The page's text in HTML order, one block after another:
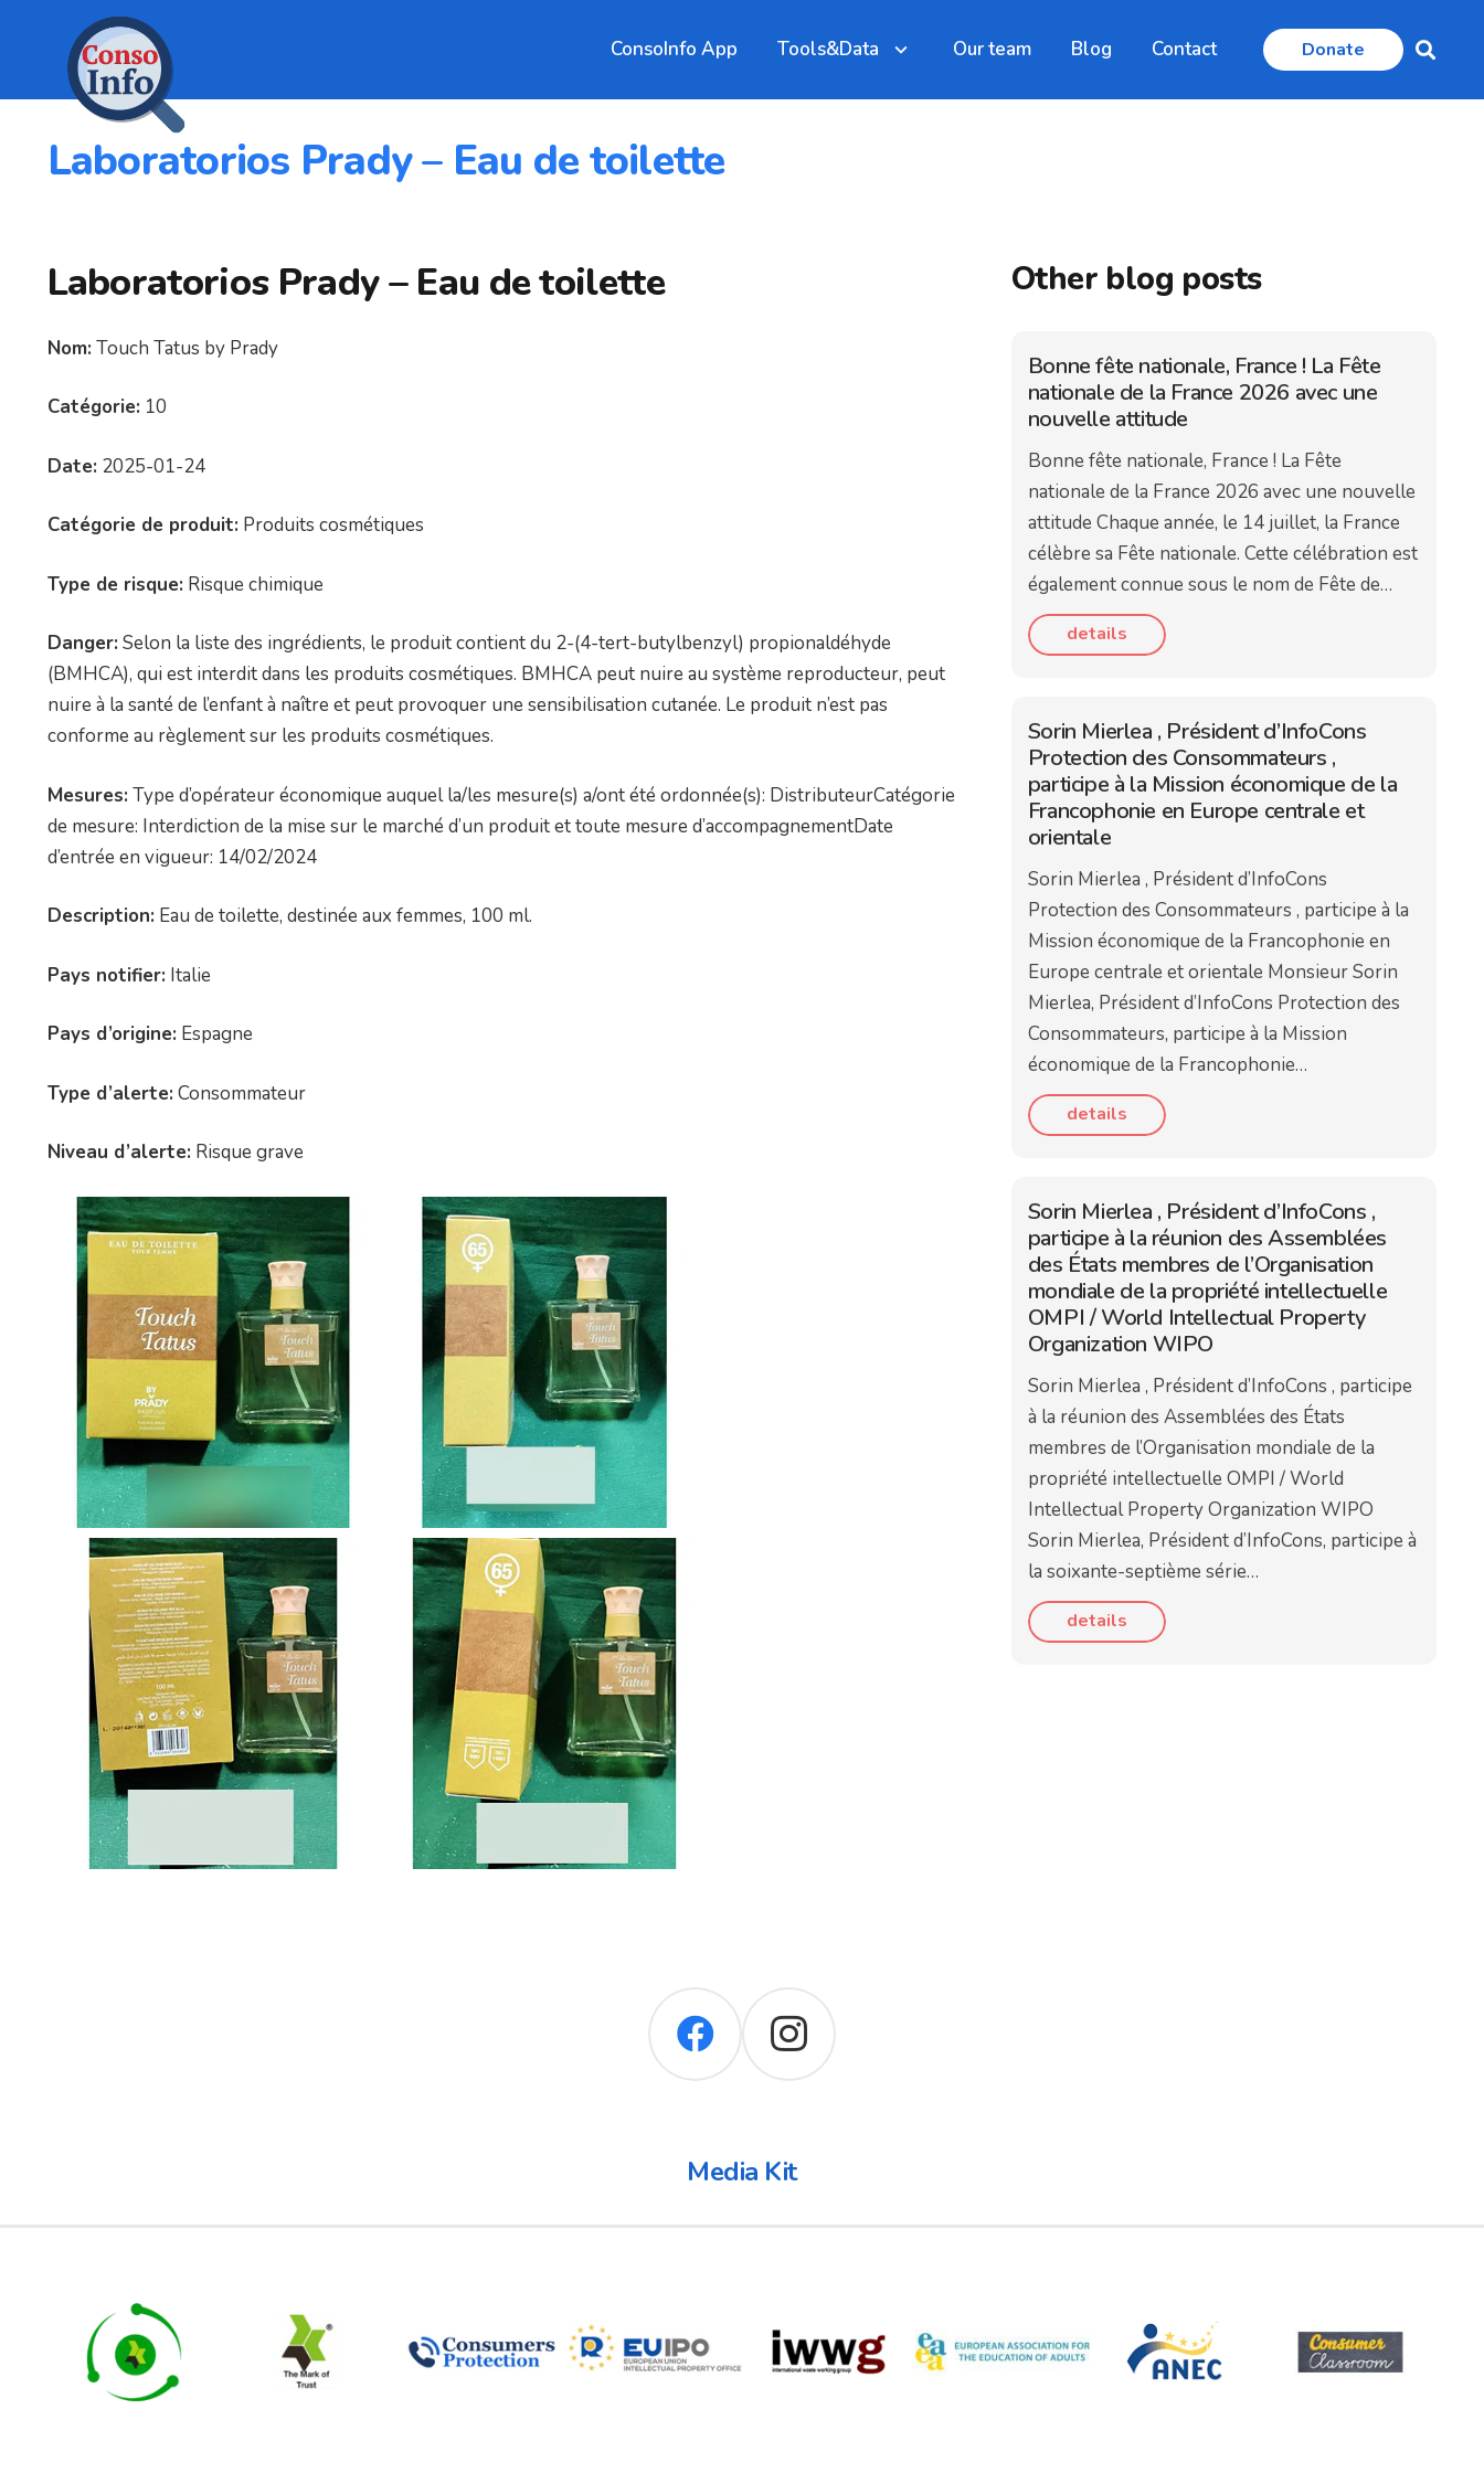
ConsoInfo App Tools&Data Our team Blog Contact Donate
Laboratorios Prady – Eau de toilette
Laboratorios Prady – Eau de toilette
Nom: Touch Tatus by Prady
Catégorie: 10
Date: 2025-01-24
Catégorie de produit: Produits cosmétiques
Type de risque: Risque chimique
Danger: Selon la liste des ingrédients, le produit contient du 2-(4-tert-butylbenzyl) propionaldéhyde
(BMHCA), qui est interdit dans les produits cosmétiques. BMHCA peut nuire au système reproducteur, peut
nuire à la santé de l’enfant à naître et peut provoquer une sensibilisation cutanée. Le produit n’est pas
conforme au règlement sur les produits cosmétiques.
Mesures: Type d’opérateur économique auquel la/les mesure(s) a/ont été ordonnée(s): DistributeurCatégorie
de mesure: Interdiction de la mise sur le marché d’un produit et toute mesure d’accompagnementDate
d’entrée en vigueur: 14/02/2024
Description: Eau de toilette, destinée aux femmes, 100 ml.
Pays notifier: Italie
Pays d’origine: Espagne
Type d’alerte: Consommateur
Niveau d’alerte: Risque grave
Other blog posts
Bonne fête nationale, France ! La Fête
nationale de la France 2026 avec une
nouvelle attitude
Bonne fête nationale, France ! La Fête
nationale de la France 2026 avec une nouvelle
attitude Chaque année, le 14 juillet, la France
célèbre sa Fête nationale. Cette célébration est
également connue sous le nom de Fête de…
details
Sorin Mierlea , Président d’InfoCons
Protection des Consommateurs ,
participe à la Mission économique de la
Francophonie en Europe centrale et
orientale
Sorin Mierlea , Président d’InfoCons
Protection des Consommateurs , participe à la
Mission économique de la Francophonie en
Europe centrale et orientale Monsieur Sorin
Mierlea, Président d’InfoCons Protection des
Consommateurs, participe à la Mission
économique de la Francophonie…
details
Sorin Mierlea , Président d’InfoCons ,
participe à la réunion des Assemblées
des États membres de l’Organisation
mondiale de la propriété intellectuelle
OMPI / World Intellectual Property
Organization WIPO
Sorin Mierlea , Président d’InfoCons , participe
à la réunion des Assemblées des États
membres de l’Organisation mondiale de la
propriété intellectuelle OMPI / World
Intellectual Property Organization WIPO
Sorin Mierlea, Président d’InfoCons, participe à
la soixante-septième série…
details
Media Kit